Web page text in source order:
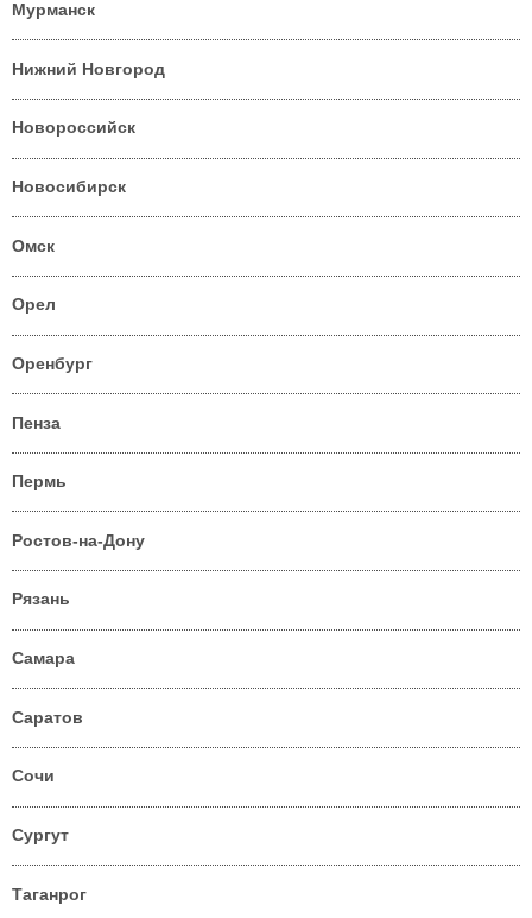
Мурманск
Нижний Новгород
Новороссийск
Новосибирск
Омск
Орел
Оренбург
Пенза
Пермь
Ростов-на-Дону
Рязань
Самара
Саратов
Сочи
Сургут
Таганрог